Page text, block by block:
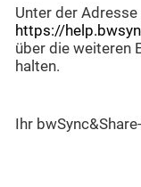
Unter der Adresse
https://
über die weiteren
halten.
Ihr